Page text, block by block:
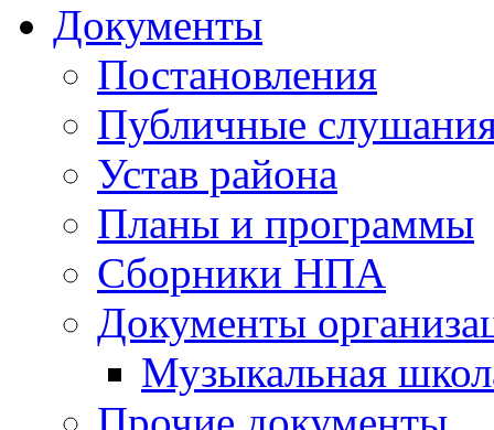
Документы
Постановления
Публичные
Устав района
Планы и программы
Сборники НПА
Документы
Музыкальная